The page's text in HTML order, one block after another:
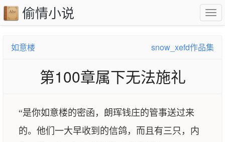
偷情小说
如意楼 snow_xefd作品集
第100章属下无法施礼
“是你如意楼的密函，朗珲钱庄的管事送过来
的。他们一大早收到的信鸽，而且有三只，内